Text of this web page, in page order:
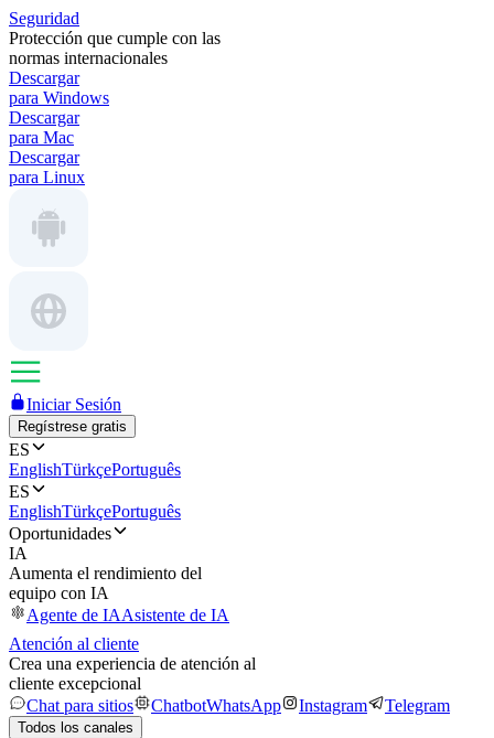
Seguridad
Protección que cumple con las
normas internacionales
Descargar
para Windows
Descargar
para Mac
Descargar
para Linux
Iniciar Sesión
Regístrese gratis
ES
EnglishTürkçePortuguês
ES
EnglishTürkçePortuguês
Oportunidades
IA
Aumenta el rendimiento del
equipo con IA
Agente de IAAsistente de IA
Atención al cliente
Crea una experiencia de atención al
cliente excepcional
Chat para sitios
ChatbotWhatsApp Instagram Telegram
Todos los canales